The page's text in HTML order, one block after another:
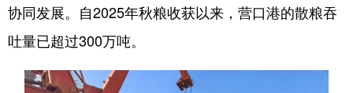
协同发展。自2025年秋粮收获以来，营口港的散粮吞
吐量已超过300万吨。